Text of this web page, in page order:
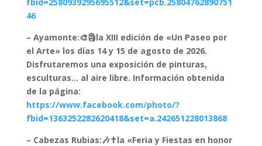
46
– Ayamonte:🎨🗿la XIII edición de «Un Paseo por
el Arte» los días 14 y 15 de agosto de 2026.
Disfrutaremos una exposición de pinturas,
esculturas… al aire libre. Información obtenida
de la página:
https://www.facebook.com/photo/?
fbid=1363252282620418&set=a.242651228013868
– Cabezas Rubias:🎶✝️la «Feria y Fiestas en honor